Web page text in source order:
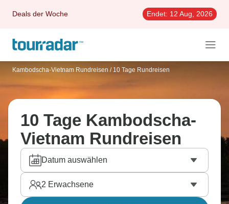
Deals der Woche Endet: 12 Aug, 2026
Kambodscha-Vietnam Rundreisen / 10 Tage Rundreisen
10 Tage Kambodscha-
Vietnam Rundreisen
Datum auswählen
2 Erwachsene